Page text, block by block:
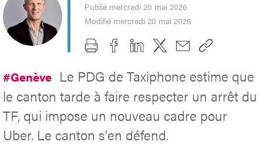
Publié mercredi 20 mai 2026
Modifié mercredi 20 mai 2026
#Genève Le PDG de Taxiphone estime que
le canton tarde à faire respecter un arrêt du
TF, qui impose un nouveau cadre pour
Uber. Le canton s'en défend.